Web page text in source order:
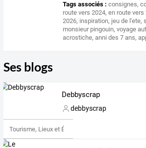
Tags associés : consignes,
route vers 2024,en route vers
2026, inspiration, jeu de l'ete,
monsieur pingouin,voyage
acrostiche,anni des 7 ans,
Ses blogs
Debbyscrap
debbyscrap
Tourisme, Lieux et Événements